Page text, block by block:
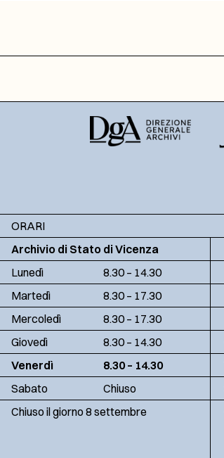
ORARI
Archivio di Stato di Vicenza
Lunedì
8.30 – 14.30
Martedì
8.30 – 17.30
Mercoledì
8.30 – 17.30
Giovedì
8.30 – 14.30
Venerdì
8.30 – 14.30
Sabato
Chiuso
Chiuso il giorno 8 settembre